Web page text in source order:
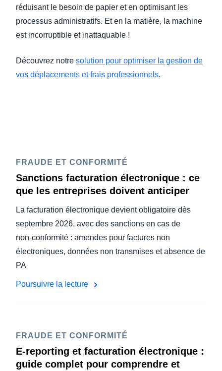
réduisant le besoin de papier et en optimisant les
processus administratifs. Et en la matière, la machine
est incorruptible et inattaquable !
Découvrez notre solution pour optimiser la gestion de
vos déplacements et frais professionnels.
FRAUDE ET CONFORMITÉ
Sanctions facturation électronique : ce
que les entreprises doivent anticiper
La facturation électronique devient obligatoire dès
septembre 2026, avec des sanctions en cas de
non‑conformité : amendes pour factures non
électroniques, données non transmises et absence de
PA
Poursuivre la lecture
FRAUDE ET CONFORMITÉ
E-reporting et facturation électronique :
guide complet pour comprendre et